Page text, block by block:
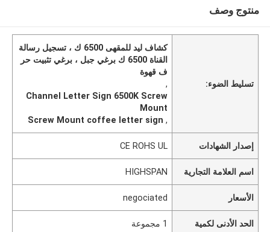
منتوج وصف
تسليط الضوء:
كشاف ليد للمقهى 6500 ك ، تسجيل رسالة
القناة 6500 ك برغي جبل ، برغي تثبيت حر
ف قهوة
,
Channel Letter Sign 6500K Screw
Mount
,
Screw Mount coffee letter sign
إصدار الشهادات CE ROHS UL
اسم العلامة التجارية HIGHSPAN
الأسعار negociated
الحد الأدنى لكمية 1 مجموعة